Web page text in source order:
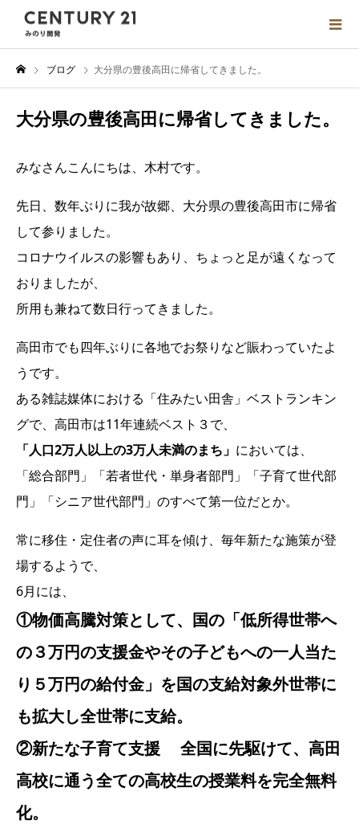
ブログ 大分県の豊後高田に帰省してきました。
大分県の豊後高田に帰省してきました。
みなさんこんにちは、木村です。
先日、数年ぶりに我が故郷、大分県の豊後高田市に帰省
して参りました。
コロナウイルスの影響もあり、ちょっと足が遠くなって
おりましたが、
所用も兼ねて数日行ってきました。
高田市でも四年ぶりに各地でお祭りなど賑わっていたよ
うです。
ある雑誌媒体における「住みたい田舎」ベストランキン
グで、高田市は11年連続ベスト３で、
「人口2万人以上の3万人未満のまち」 においては、
「総合部門」「若者世代・単身者部門」「子育て世代部
門」「シニア世代部門」のすべて第一位だとか。
常に移住・定住者の声に耳を傾け、毎年新たな施策が登
場するようで、
6月には、
①物価高騰対策として、国の「低所得世帯へ
の３万円の支援金やその子どもへの一人当た
り５万円の給付金」を国の支給対象外世帯に
も拡大し全世帯に支給。
②新たな子育て支援 全国に先駆けて、高田
高校に通う全ての高校生の授業料を完全無料
化。